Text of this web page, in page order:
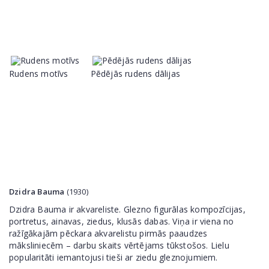
Rudens motīvs Pēdējās rudens dālijas
Dzidra Bauma (1930)
Dzidra Bauma ir akvareliste. Glezno figurālas kompozīcijas,
portretus, ainavas, ziedus, klusās dabas. Viņa ir viena no
ražīgākajām pēckara akvarelistu pirmās paaudzes
māksliniecēm – darbu skaits vērtējams tūkstošos. Lielu
popularitāti iemantojusi tieši ar ziedu gleznojumiem.